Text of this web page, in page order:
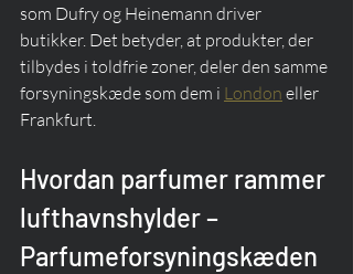
som Dufry og Heinemann driver
butikker. Det betyder, at produkter, der
tilbydes i toldfrie zoner, deler den samme
forsyningskæde som dem i London eller
Frankfurt.
Hvordan parfumer rammer
lufthavnshylder –
Parfumeforsyningskæden